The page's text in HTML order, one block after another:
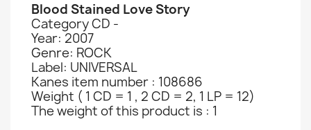
Blood Stained Love Story
Category CD -
Year: 2007
Genre: ROCK
Label: UNIVERSAL
Kanes item number : 108686
Weight ( 1 CD = 1 , 2 CD = 2, 1 LP = 12)
The weight of this product is : 1